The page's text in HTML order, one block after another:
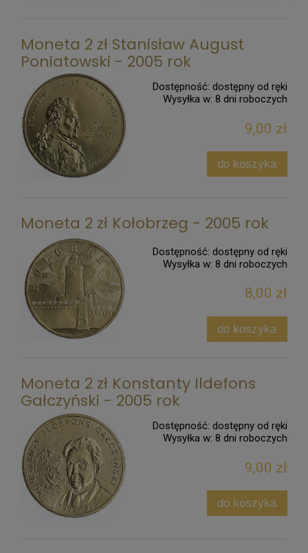
Moneta 2 zł Stanisław August
Poniatowski - 2005 rok
Dostępność: dostępny od ręki
Wysyłka w: 8 dni roboczych
9,00 zł
do koszyka
Moneta 2 zł Kołobrzeg - 2005 rok
Dostępność: dostępny od ręki
Wysyłka w: 8 dni roboczych
8,00 zł
do koszyka
Moneta 2 zł Konstanty Ildefons
Gałczyński - 2005 rok
Dostępność: dostępny od ręki
Wysyłka w: 8 dni roboczych
9,00 zł
do koszyka